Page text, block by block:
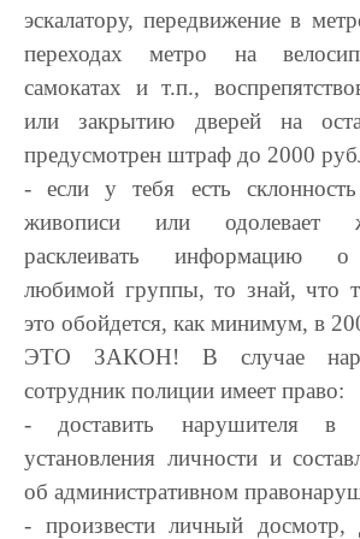
эскалатору, передвижение в
переходах метро на
самокатах и т.п.,
или закрытию дверей на
предусмотрен штраф до 2000
- если у тебя есть
живописи или одолевает
расклеивать информацию о
любимой группы, то знай, что
это обойдется, как минимум, в
ЭТО ЗАКОН! В случае
сотрудник полиции имеет право:
- доставить нарушителя в
установления личности и
об административном
- произвести личный досмотр,